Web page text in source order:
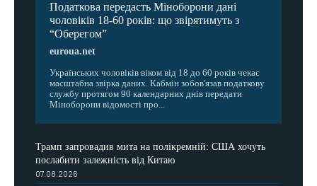
Податкова передасть Міноборони дані
чоловіків 18-60 років: що звірятимуть з
“Оберегом”
euroua.net
Українських чоловіків віком від 18 до 60 років чекає
масштабна звірка даних. Кабмін зобов'язав податкову
службу протягом 90 календарних днів передати
Міноборони відомості про...
Трамп запровадив мита на полікремній: США хочуть
послабити залежність від Китаю
07.08.2026